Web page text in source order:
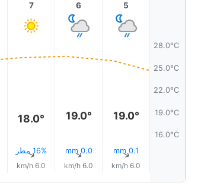
28.0°C
25.0°C
22.0°C
19.0°C
16.0°C
5
19.0°
0.1 mm
↑
6.0 km/h
6
19.0°
0.0 mm
↑
6.0 km/h
7
18.0°
16% مطر↑
6.0 km/h